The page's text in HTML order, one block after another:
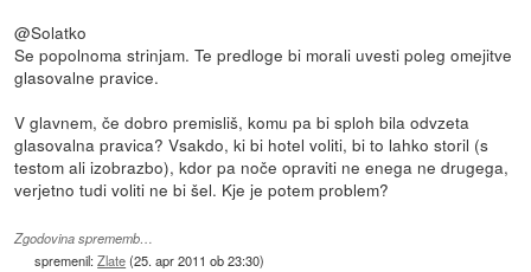
@Solatko
Se popolnoma strinjam. Te predloge bi morali uvesti poleg omejitve
glasovalne pravice.
V glavnem, če dobro premisliš, komu pa bi sploh bila odvzeta
glasovalna pravica? Vsakdo, ki bi hotel voliti, bi to lahko storil (s
testom ali izobrazbo), kdor pa noče opraviti ne enega ne drugega,
verjetno tudi voliti ne bi šel. Kje je potem problem?
Zgodovina sprememb…
spremenil:Zlate(25. apr 2011 ob 23:30)